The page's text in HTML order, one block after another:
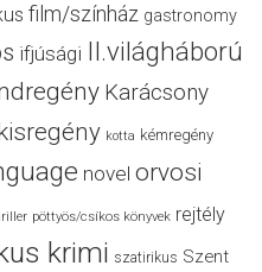
film/színház gastronomy
ifjúsági II.világháború
Karácsony
kotta kémregény
novel orvosi
pöttyös/csíkos könyvek rejtély
krimi szatirikus Szent